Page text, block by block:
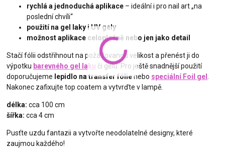
rychlá a jednoduchá aplikace – ideální i pro nail art „na
poslední chvíli“
použití na gel laky i UV gely
možnost aplikace celoplošně nebo jen jako detail
Stačí fólii odstřihnout na požadovanou velikost a přenést ji do
výpotku barevného gel laku či gelu. Pro ještě snadnější použití
doporučujeme lepidlo na transfer fólienebo speciální Foil gel
Nakonec zafixujte top coatem a vytvrďte v lampě.
délka: cca 100 cm
šířka: cca 4 cm
Pusťte uzdu fantazii a vytvořte neodolatelné designy, které
zaujmou každého!